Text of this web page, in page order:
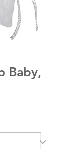
Baby,